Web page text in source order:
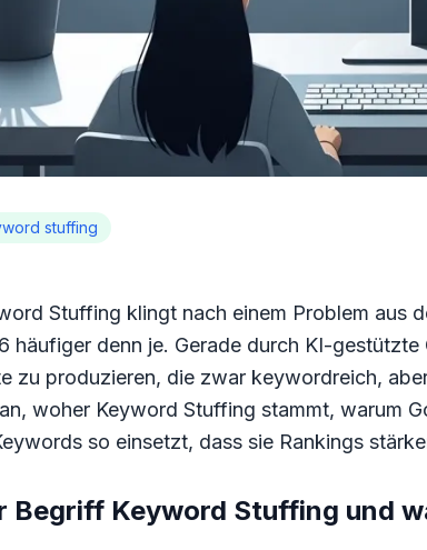
stuffing
Stuffing klingt nach einem Problem aus
häufiger denn je. Gerade durch KI-
zu produzieren, die zwar keywordreich,
woher Keyword Stuffing stammt, warum
so einsetzt, dass sie Rankings
Begriff Keyword Stuffing und